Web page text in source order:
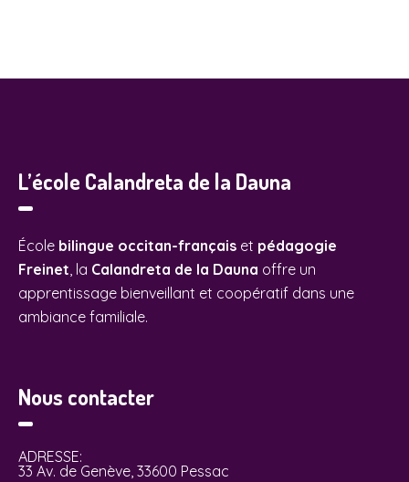
L’école Calandreta de la Dauna
École bilingue occitan-français et pédagogie
Freinet, la Calandreta de la Dauna offre un
apprentissage bienveillant et coopératif dans une
ambiance familiale.
Nous contacter
ADRESSE:
33 Av. de Genève, 33600 Pessac